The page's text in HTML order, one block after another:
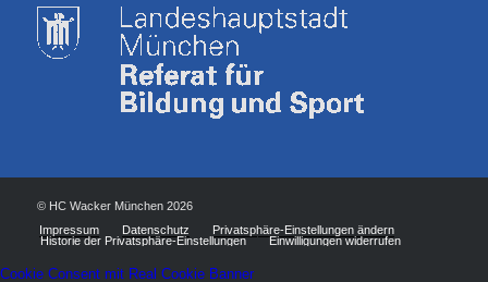
© HC Wacker München 2026
Impressum
Datenschutz
Privatsphäre-Einstellungen ändern
Historie der Privatsphäre-Einstellungen
Einwilligungen widerrufen
Cookie Consent mit Real Cookie Banner